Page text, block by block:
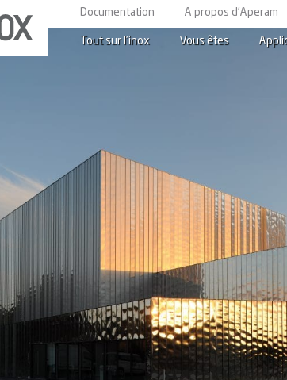
Documentation A propos d’Aperam
Tout sur l’inox Vous êtes